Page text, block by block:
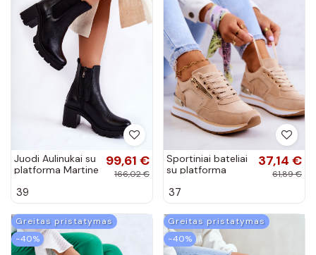
Juodi Aulinukai su
platforma Martine
99,61 €
166,02 €
39
Sportiniai bateliai
su platforma
Riverside
37,14 €
61,89 €
37
Greitas pristatymas
−40%
Greitas pristatymas
−40%